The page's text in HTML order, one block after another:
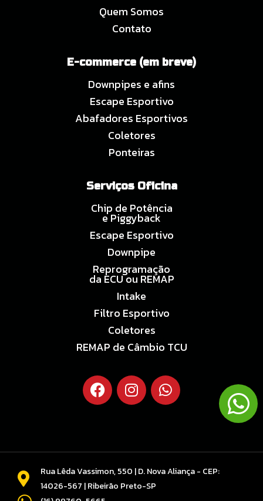
Quem Somos
Contato
E-commerce (em breve)
Downpipes e afins
Escape Esportivo
Abafadores Esportivos
Coletores
Ponteiras
Serviços Oficina
Chip de Potência
e Piggyback
Escape Esportivo
Downpipe
Reprogramação
da ECU ou REMAP
Intake
Filtro Esportivo
Coletores
REMAP de Câmbio TCU
Rua Lêda Vassimon, 550 | D. Nova Aliança - CEP:
14026-567 | Ribeirão Preto-SP